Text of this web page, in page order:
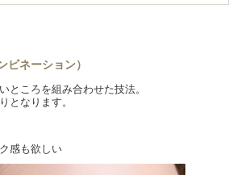
ビネーション）
ところを組み合わせた技法。
となります。
感も欲しい